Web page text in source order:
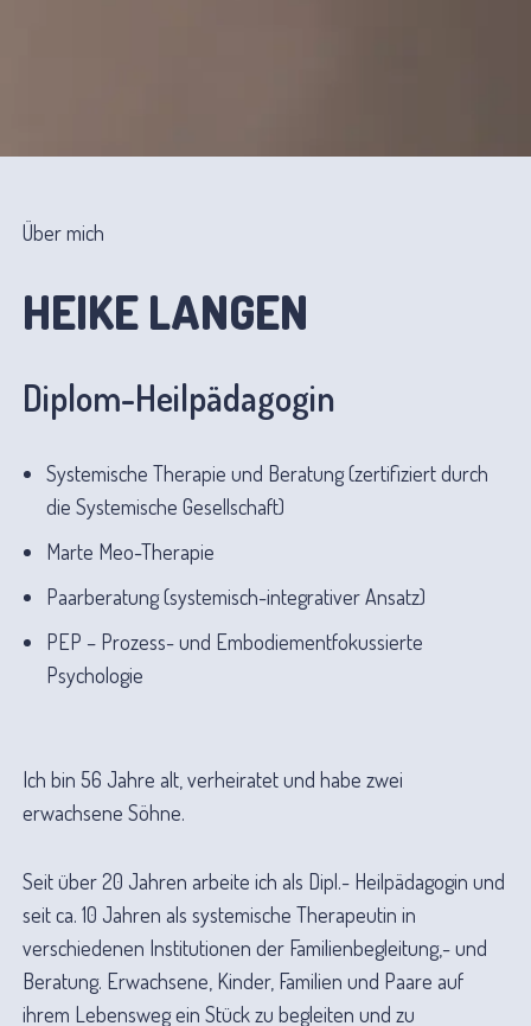
Über mich
HEIKE LANGEN
Diplom-Heilpädagogin
Systemische Therapie und Beratung (zertifiziert durch
die Systemische Gesellschaft)
Marte Meo-Therapie
Paarberatung (systemisch-integrativer Ansatz)
PEP – Prozess- und Embodiementfokussierte
Psychologie
Ich bin 56 Jahre alt, verheiratet und habe zwei
erwachsene Söhne.
Seit über 20 Jahren arbeite ich als Dipl.- Heilpädagogin und
seit ca. 10 Jahren als systemische Therapeutin in
verschiedenen Institutionen der Familienbegleitung,- und
Beratung. Erwachsene, Kinder, Familien und Paare auf
ihrem Lebensweg ein Stück zu begleiten und zu